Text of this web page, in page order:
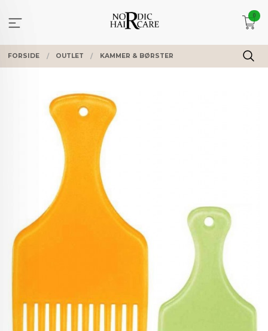
innholdet
0
FORSIDE OUTLET KAMMER & BØRSTER